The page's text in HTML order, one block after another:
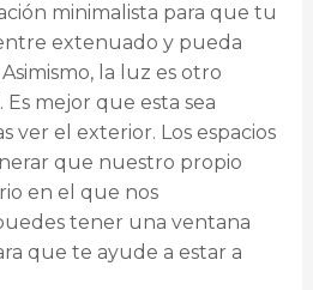
minimalista para que tu
extenuado y pueda
la luz es otro
mejor que esta sea
ver el exterior. Los espacios
que nuestro propio
en el que nos
tener una ventana
que te ayude a estar a